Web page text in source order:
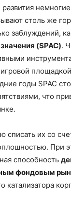
столь же
заблуждений,
(SPAC).
годы SPAC
что
списать их со
При
способность
фондовым
катализатора